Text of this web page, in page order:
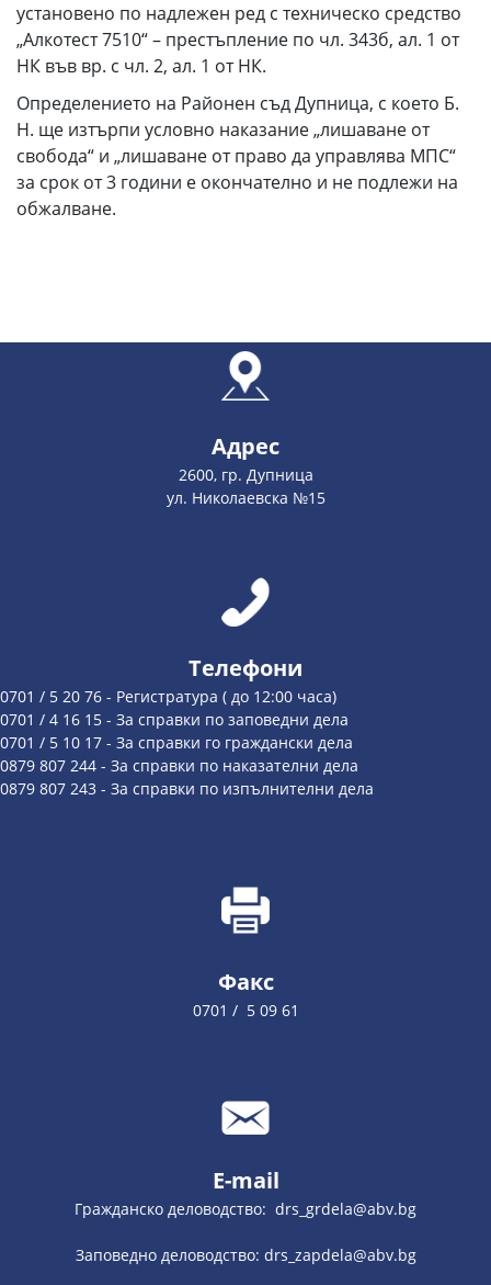
установено по надлежен ред с техническо средство
„Алкотест 7510“ – престъпление по чл. 343б, ал. 1 от
НК във вр. с чл. 2, ал. 1 от НК.
Определението на Районен съд Дупница, с което Б.
Н. ще изтърпи условно наказание „лишаване от
свобода“ и „лишаване от право да управлява МПС“
за срок от 3 години е окончателно и не подлежи на
обжалване.
Адрес
2600, гр. Дупница
ул. Николаевска №15
Телефони
0701 / 5 20 76 - Регистратура ( до 12:00 часа)
0701 / 4 16 15 - За справки по заповедни дела
0701 / 5 10 17 - За справки го граждански дела
0879 807 244 - За справки по наказателни дела
0879 807 243 - За справки по изпълнителни дела
Факс
0701 / 5 09 61
E-mail
Гражданско деловодство: drs_grdela@abv.bg
Заповедно деловодство: drs_zapdela@abv.bg